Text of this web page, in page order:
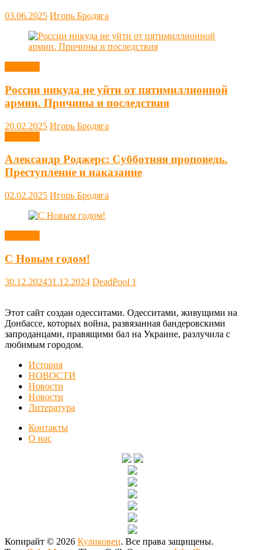
03.06.2025 Игорь Бродяга
России никуда не уйти от пятимиллионной
армии. Причины и последствия
20.02.2025 Игорь Бродяга
Александр Роджерс: Субботняя проповедь.
Преступление и наказание
02.02.2025 Игорь Бродяга
С Новым годом!
30.12.202431.12.2024 DeadPool 1
Этот сайт создан одесситами. Одесситами, живущими на
Донбассе, которых война, развязанная бандеровскими
запроданцами, правящими бал на Украине, разлучила с
любимым городом.
История
НОВОСТИ
Новости
Новости
Литература
Контакты
О нас
Копирайт © 2026 Куликовец. Все права защищены.